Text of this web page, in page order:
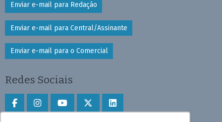
Enviar e-mail para Redação
Enviar e-mail para Central/Assinante
Enviar e-mail para o Comercial
Redes Sociais